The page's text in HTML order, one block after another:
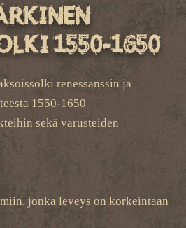
1550-1650
renessanssin ja
1550-1650
sekä varusteiden
jonka leveys on korkeintaan